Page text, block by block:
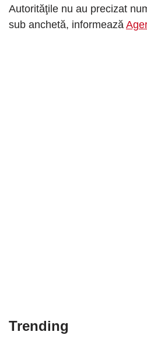
Autorităţile nu au precizat
sub anchetă, informează
Trending